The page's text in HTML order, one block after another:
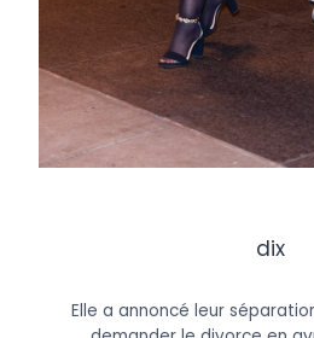
dix
Elle a annoncé leur